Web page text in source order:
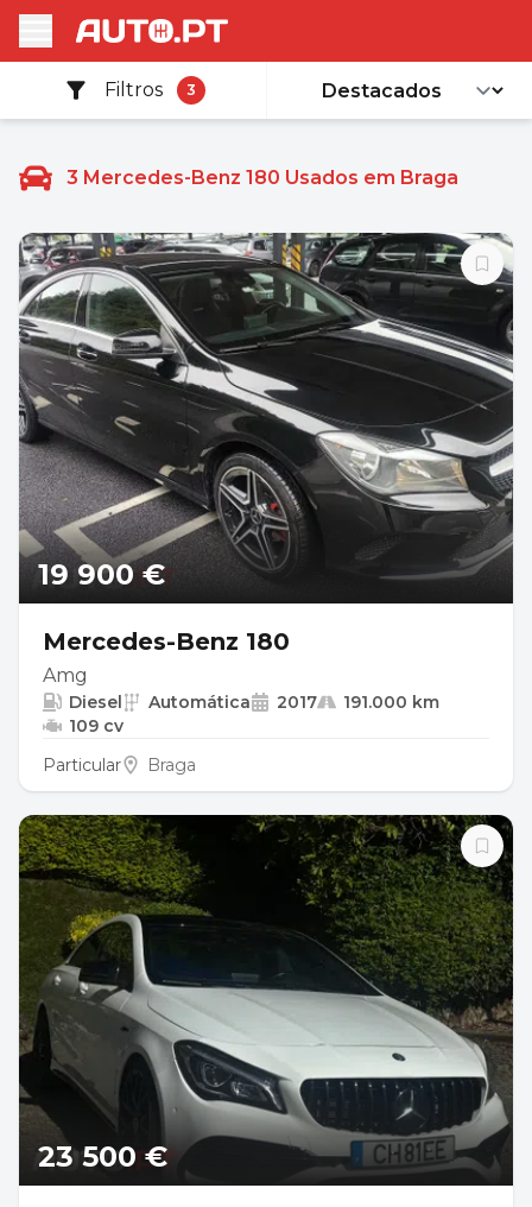
Filtros 3
3 Mercedes-Benz 180 Usados em Braga
19 900 €
Mercedes-Benz 180
Amg
Diesel Automática 2017
191.000 km
109 cv
Particular
Braga
23 500 €